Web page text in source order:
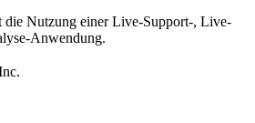
die Nutzung einer Live-Support-, Live-
Anwendung.